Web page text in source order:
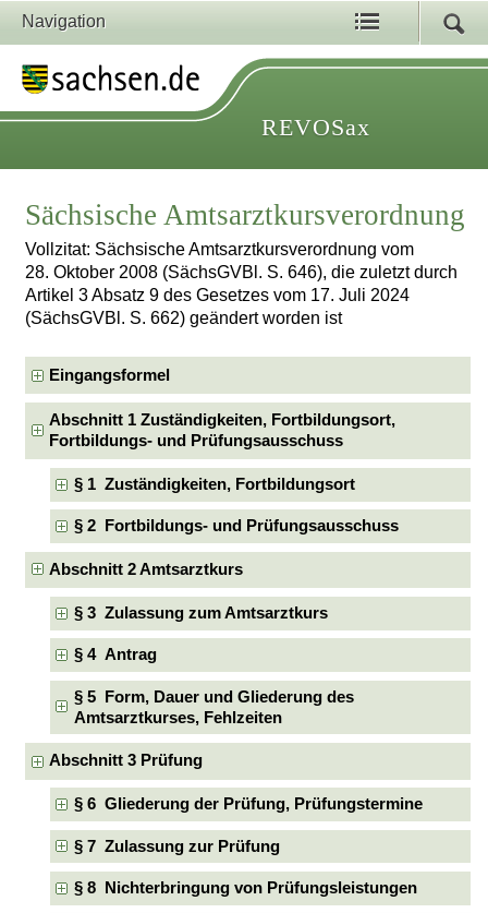
Navigation
REVOSax
Sächsische Amtsarztkursverordnung
Vollzitat: Sächsische Amtsarztkursverordnung vom
28. Oktober 2008 (SächsGVBl. S. 646), die zuletzt durch
Artikel 3 Absatz 9 des Gesetzes vom 17. Juli 2024
(SächsGVBl. S. 662) geändert worden ist
Eingangsformel
Abschnitt 1 Zuständigkeiten, Fortbildungsort,
Fortbildungs- und Prüfungsausschuss
§ 1 Zuständigkeiten, Fortbildungsort
§ 2 Fortbildungs- und Prüfungsausschuss
Abschnitt 2 Amtsarztkurs
§ 3 Zulassung zum Amtsarztkurs
§ 4 Antrag
§ 5 Form, Dauer und Gliederung des
Amtsarztkurses, Fehlzeiten
Abschnitt 3 Prüfung
§ 6 Gliederung der Prüfung, Prüfungstermine
§ 7 Zulassung zur Prüfung
§ 8 Nichterbringung von Prüfungsleistungen